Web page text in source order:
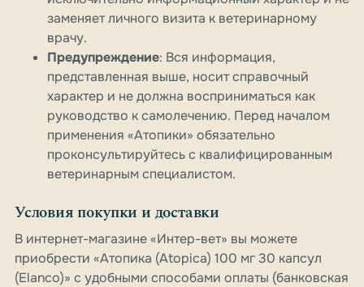
заменяет личного визита к ветеринарному
врачу.
Предупреждение: Вся информация,
представленная выше, носит справочный
характер и не должна восприниматься как
руководство к самолечению. Перед началом
применения «Атопики» обязательно
проконсультируйтесь с квалифицированным
ветеринарным специалистом.
Условия покупки и доставки
В интернет-магазине «Интер-вет» вы можете
приобрести «Атопика (Atopica) 100 мг 30 капсул
(Elanco)» с удобными способами оплаты (банковская